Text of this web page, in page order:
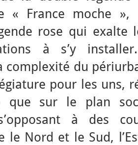
« France moche
rose qui exalte
à s’y
complexité du
pour les uns,
que sur le plan
à des
le Nord et le Sud,